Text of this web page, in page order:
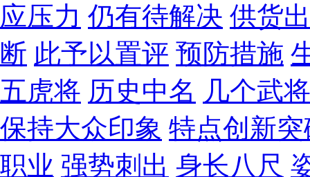
应压力 仍有待解决 供货
断 此予以置评 预防措施
五虎将 历史中名 几个武将
保持大众印象 特点创新突
职业 强势刺出 身长八尺